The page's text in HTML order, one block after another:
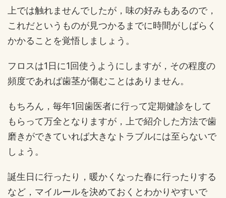
上では触れませんでしたが，味の好みもあるので，
これだというものが見つかるまでに時間がしばらく
かかることを覚悟しましょう。
フロスは1日に1回使うようにしますが，その程度の
頻度であれば歯茎が傷むことはありません。
もちろん，毎年1回歯医者に行って定期健診をして
もらって万全となりますが，上で紹介した方法で歯
磨きができていれば大きなトラブルには至らないで
しょう。
誕生日に行ったり，暖かくなった春に行ったりする
など，マイルールを決めておくとわかりやすいで